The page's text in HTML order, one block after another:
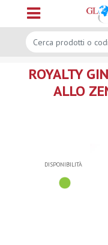
Open menu
ROYALTY
ALLO
DISPONIBILITÀ